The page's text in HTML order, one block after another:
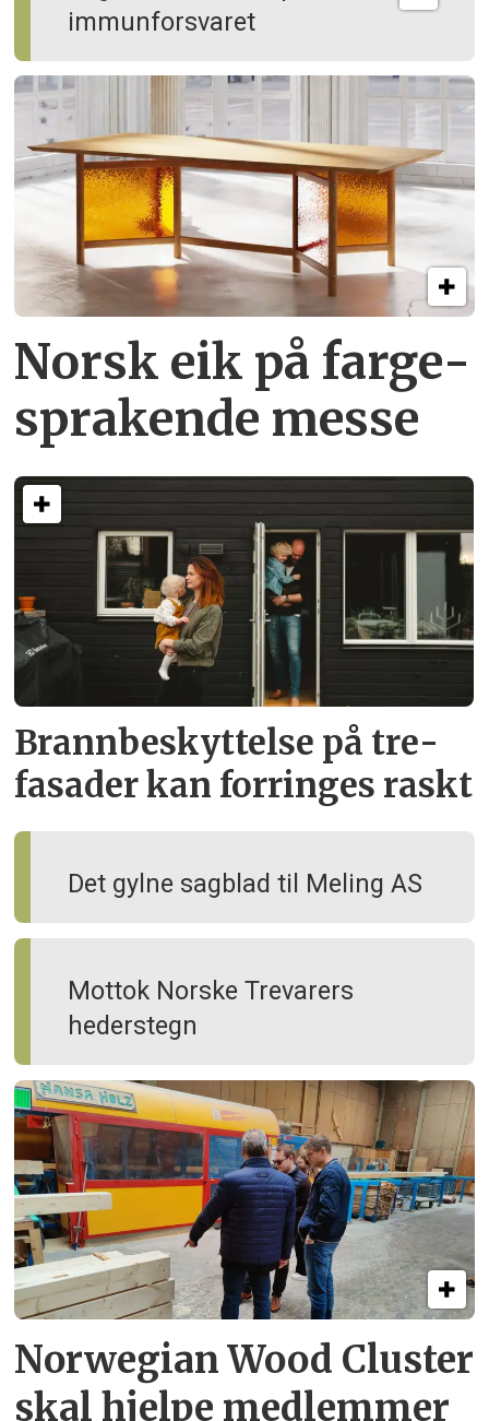
immun­forsvaret
Norsk eik på farge­
sprakende messe
Brann­beskyttelse på tre­
fasader kan forringes raskt
Det gylne sagblad til Meling AS
Mottok Norske Trevarers
hederstegn
Norwegian Wood Cluster
skal hjelpe medlemmer